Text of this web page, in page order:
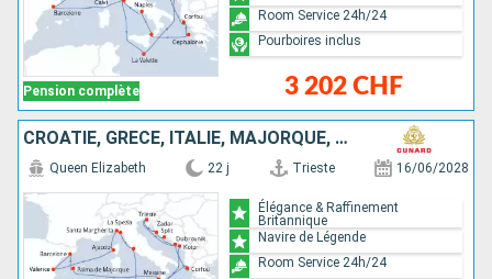
Pension complète 3 202 CHF
Room Service 24h/24
Pourboires inclus
CROATIE, GRÈCE, ITALIE, MAJORQUE, ESPAGNE, FRANCE, MALTE, MONTÉNÉGRO
Queen Elizabeth 22 j Trieste 16/06/2028
Élégance & Raffinement
Britannique
Navire de Légende
Room Service 24h/24